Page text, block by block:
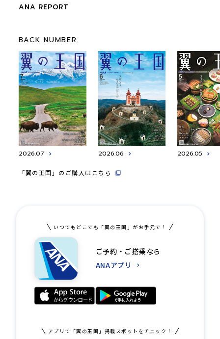
ANA REPORT
BACK NUMBER
2026.07 2026.06 2026.05
「翼の王国」のご購入はこちら
いつでもどこでも「翼の王国」がお手元で！
ご予約・ご搭乗なら
ANAアプリ
アプリで「翼の王国」掲載スポットをチェック！